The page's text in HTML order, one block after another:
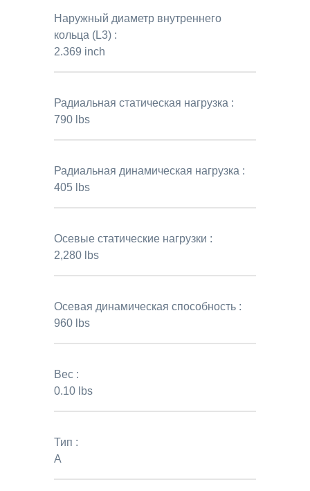
Наружный диаметр внутреннего
кольца (L3) :
2.369 inch
Радиальная статическая нагрузка :
790 lbs
Радиальная динамическая нагрузка :
405 lbs
Осевые статические нагрузки :
2,280 lbs
Осевая динамическая способность :
960 lbs
Вес :
0.10 lbs
Тип :
A